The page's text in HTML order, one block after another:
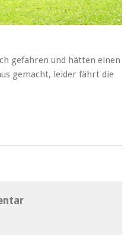
gefahren und hätten einen
gemacht, leider fährt die